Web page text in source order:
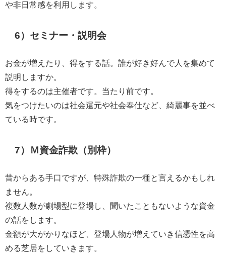
や非日常感を利用します。
6）セミナー・説明会
お金が増えたり、得をする話。誰が好き好んで人を集めて
説明しますか。
得をするのは主催者です。当たり前です。
気をつけたいのは社会還元や社会奉仕など、綺麗事を並べ
ている時です。
7）Ｍ資金詐欺（別枠）
昔からある手口ですが、特殊詐欺の一種と言えるかもしれ
ません。
複数人数が劇場型に登場し、聞いたこともないような資金
の話をします。
金額が大がかりなほど、登場人物が増えていき信憑性を高
める芝居をしていきます。